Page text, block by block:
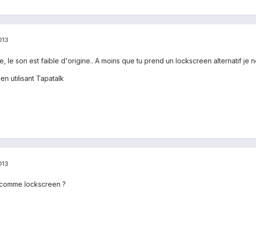
le son est faible d'origine.. A moins que tu prend un lockscreen alternatif je
utilisant Tapatalk
lockscreen ?